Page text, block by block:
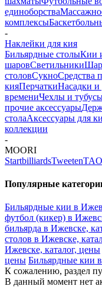
единоборства
комплексы
-
Наклейки для кия
Бильярдные столыКии
шаровСветильники
столовСукноСредства
кияПерчаткиНасадки и
времениЧехлы и
прочие аксессуары
столаАксессуары для
коллекции
-
MOORI
StartbilliardsTweeten
Популярные
Бильярдные кии в
футбол (кикер) в
бильярда в Ижевске,
столов в Ижевске,
Ижевске, каталог, цены
цены Бильярдные кии
К сожалению, раздел
В данный момент нет